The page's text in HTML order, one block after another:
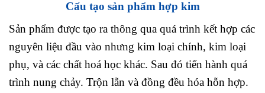
Cấu tạo sản phẩm hợp kim
Sản phẩm được tạo ra thông qua quá trình kết hợp các
nguyên liệu đầu vào nhưng kim loại chính, kim loại
phụ, và các chất hoá học khác. Sau đó tiến hành quá
trình nung chảy. Trộn lẫn và đồng đều hóa hỗn hợp.